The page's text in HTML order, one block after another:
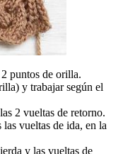
puntos de orilla.
y trabajar según el
2 vueltas de retorno.
vueltas de ida, en la
y las vueltas de